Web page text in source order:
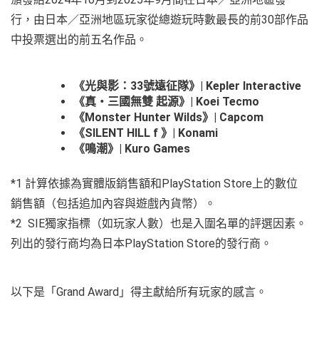
行，由日本／亞洲地區玩家從總遊玩時數最長的前30部作品
中投票選出的前五名作品。
《光與影：33號遠征隊》| Kepler Interactive
《真・三國無雙 起源》| Koei Tecmo
《Monster Hunter Wilds》| Capcom
《SILENT HILL f 》| Konami
《鳴潮》| Kuro Games
*1 計算依據為實體版銷售額和PlayStation Store上的數位
銷售額（包括追加內容與遊戲內貨幣）。
*2 SIE獨家指標（如玩家人數）也是入圍名單的評選因素。
列出的發行商均為日本PlayStation Store的發行商。
以下是「Grand Award」得主獻給所有玩家的感言。